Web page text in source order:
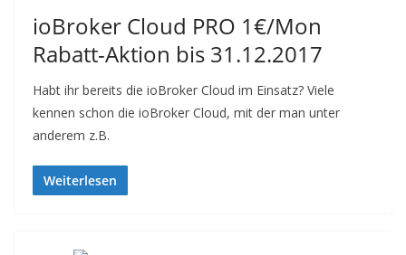
ioBroker Cloud PRO 1€/Mon
Rabatt-Aktion bis 31.12.2017
Habt ihr bereits die ioBroker Cloud im Einsatz? Viele
kennen schon die ioBroker Cloud, mit der man unter
anderem z.B.
Weiterlesen